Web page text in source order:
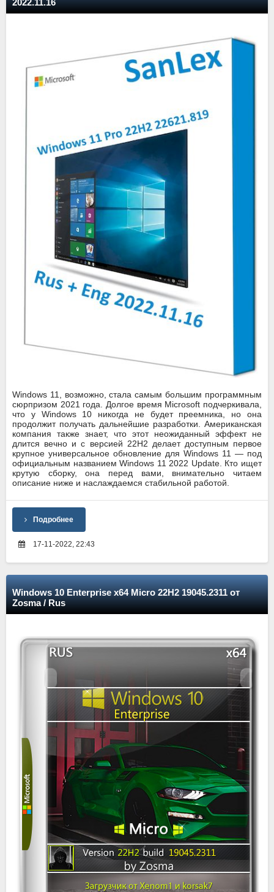
2022.11.16
Windows 11, возможно, стала самым большим программным
сюрпризом 2021 года. Долгое время Microsoft подчеркивала,
что у Windows 10 никогда не будет преемника, но она
продолжит получать дальнейшие разработки. Американская
компания также знает, что этот неожиданный эффект не
длится вечно и с версией 22H2 делает доступным первое
крупное универсальное обновление для Windows 11 — под
официальным названием Windows 11 2022 Update. Кто ищет
крутую сборку, она перед вами, внимательно читаем
описание ниже и наслаждаемся стабильной работой.
Подробнее
17-11-2022, 22:43
Windows 10 Enterprise x64 Micro 22H2 19045.2311 от
Zosma / Rus